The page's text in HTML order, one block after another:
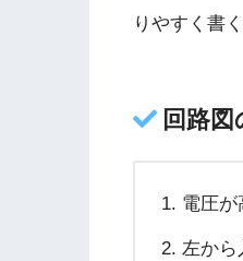
りやすく書
回路
電圧が
左か